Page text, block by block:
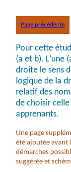
Page précédente
Pour cette
(a et b). L’une
droite le sens
logique de la
relatif des
de choisir
apprenants.
Une page
été ajoutée avant
démarches
suggérée et